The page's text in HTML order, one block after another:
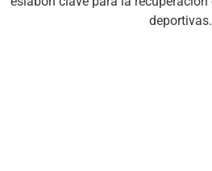
deportivas.